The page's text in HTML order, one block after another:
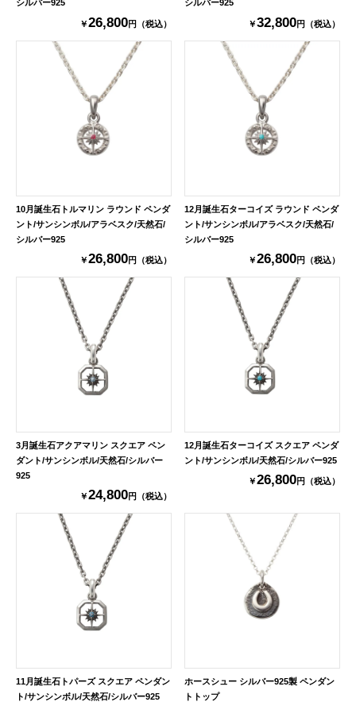
シルバー925
￥26,800円（税込）
シルバー925
￥32,800円（税込）
10月誕生石トルマリン ラウンド ペンダ
ント/サンシンボル/アラベスク/天然石/
シルバー925
￥26,800円（税込）
12月誕生石ターコイズ ラウンド ペンダ
ント/サンシンボル/アラベスク/天然石/
シルバー925
￥26,800円（税込）
3月誕生石アクアマリン スクエア ペン
ダント/サンシンボル/天然石/シルバー
925
￥24,800円（税込）
12月誕生石ターコイズ スクエア ペンダ
ント/サンシンボル/天然石/シルバー925
￥26,800円（税込）
11月誕生石トパーズ スクエア ペンダン
ト/サンシンボル/天然石/シルバー925
ホースシュー シルバー925製 ペンダン
トトップ